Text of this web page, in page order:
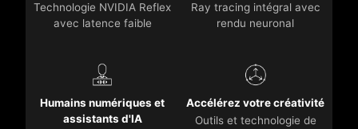
Technologie NVIDIA Reflex
avec latence faible
Ray tracing intégral avec
rendu neuronal
Humains numériques et
assistants d'IA
Accélérez votre créativité
Outils et technologie de